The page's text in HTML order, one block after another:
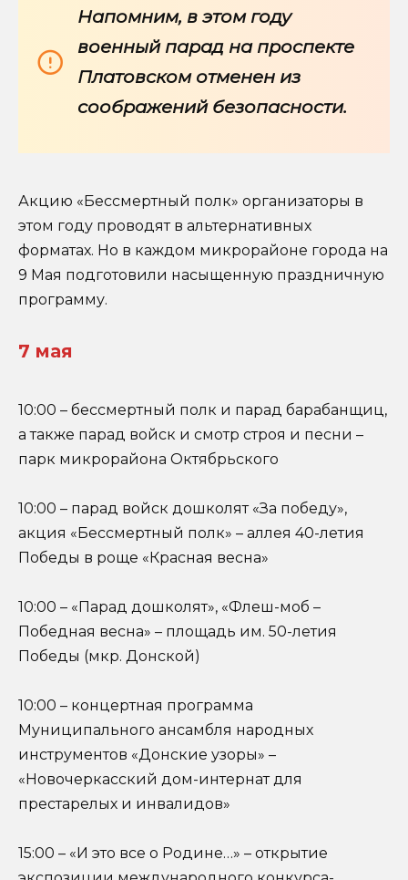
Напомним, в этом году
военный парад на проспекте
Платовском отменен из
соображений безопасности.
Акцию «Бессмертный полк» организаторы в
этом году проводят в альтернативных
форматах. Но в каждом микрорайоне города на
9 Мая подготовили насыщенную праздничную
программу.
7 мая
10:00 – бессмертный полк и парад барабанщиц,
а также парад войск и смотр строя и песни –
парк микрорайона Октябрьского
10:00 – парад войск дошколят «За победу»,
акция «Бессмертный полк» – аллея 40-летия
Победы в роще «Красная весна»
10:00 – «Парад дошколят», «Флеш-моб –
Победная весна» – площадь им. 50-летия
Победы (мкр. Донской)
10:00 – концертная программа
Муниципального ансамбля народных
инструментов «Донские узоры» –
«Новочеркасский дом-интернат для
престарелых и инвалидов»
15:00 – «И это все о Родине…» – открытие